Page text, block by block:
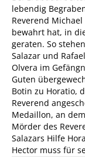
lebendig
Reverend
bewahrt hat, in
geraten. So
Salazar und
Olvera im
Guten
Botin zu Horatio,
Reverend
Medaillon, an
Mörder des
Salazars Hilfe
Hector muss für